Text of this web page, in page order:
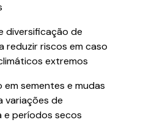
diversificação de
reduzir riscos em caso
extremos
em sementes e mudas
variações de
períodos secos